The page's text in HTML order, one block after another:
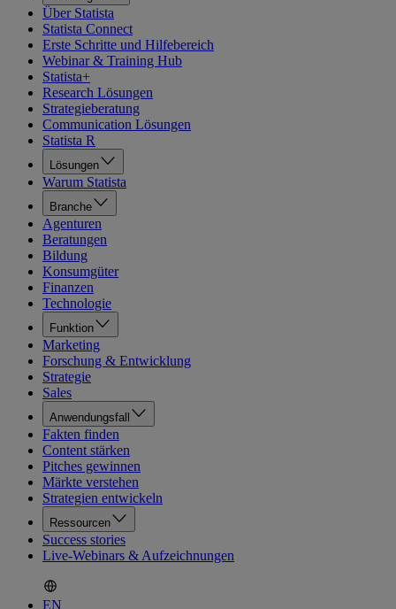
Über Statista
Statista Connect
Erste Schritte und Hilfebereich
Webinar & Training Hub
Statista+
Research Lösungen
Strategieberatung
Communication Lösungen
Statista R
Lösungen
Warum Statista
Branche
Agenturen
Beratungen
Bildung
Konsumgüter
Finanzen
Technologie
Funktion
Marketing
Forschung & Entwicklung
Strategie
Sales
Anwendungsfall
Fakten finden
Content stärken
Pitches gewinnen
Märkte verstehen
Strategien entwickeln
Ressourcen
Success stories
Live-Webinars & Aufzeichnungen
EN